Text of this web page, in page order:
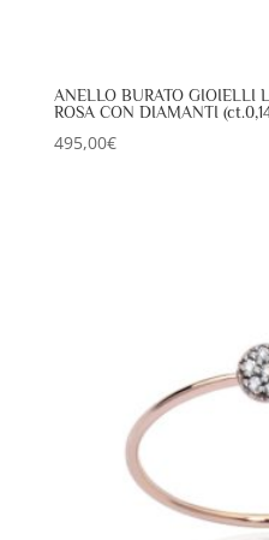
ANELLO BURATO GIOIELLI
ROSA CON DIAMANTI
495,00€